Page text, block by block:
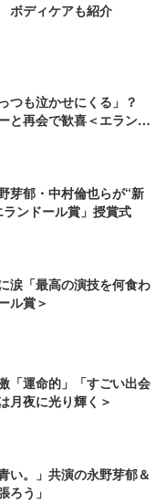
ボディケアも紹介
つも泣かせにくる」？
と再会で歓喜＜エランド
芽郁・中村倫也らが“新
ンドール賞」授賞式
涙「最高の演技を何食わ
ル賞＞
「運命的」「すごい出会
月夜に光り輝く＞
い。」共演の永野芽郁＆
ろう」